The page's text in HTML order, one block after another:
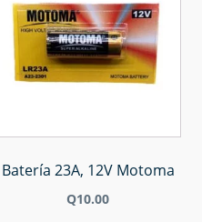
Batería 23A, 12V Motoma
Q10.00